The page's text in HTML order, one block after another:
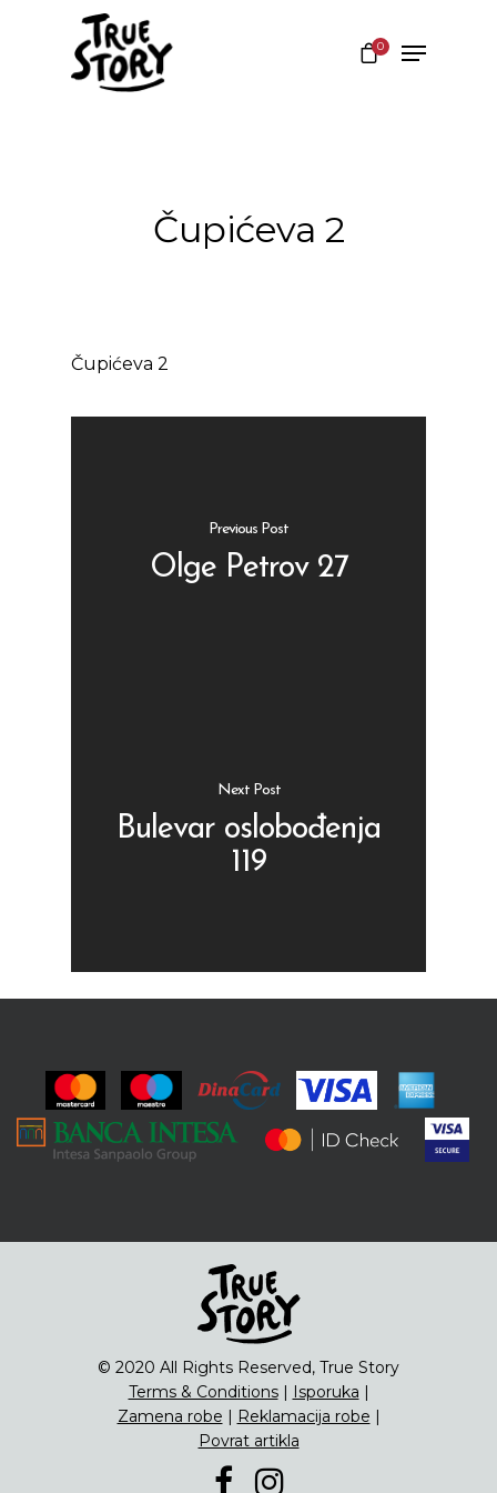
0
Čupićeva 2
Čupićeva 2
Previous Post
Olge Petrov 27
Next Post
Bulevar oslobođenja
119
© 2020 All Rights Reserved, True Story
Terms & Conditions| Isporuka |
Zamena robe | Reklamacija robe |
Povrat artikla
Sušeno Voće